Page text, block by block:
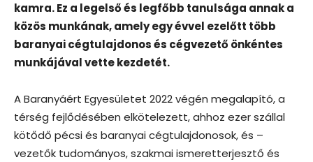
kamra. Ez a legelső és legfőbb tanulsága annak a
közös munkának, amely egy évvel ezelőtt több
baranyai cégtulajdonos és cégvezető önkéntes
munkájával vette kezdetét.
A Baranyáért Egyesületet 2022 végén megalapító, a
térség fejlődésében elkötelezett, ahhoz ezer szállal
kötődő pécsi és baranyai cégtulajdonosok, és –
vezetők tudományos, szakmai ismeretterjesztő és